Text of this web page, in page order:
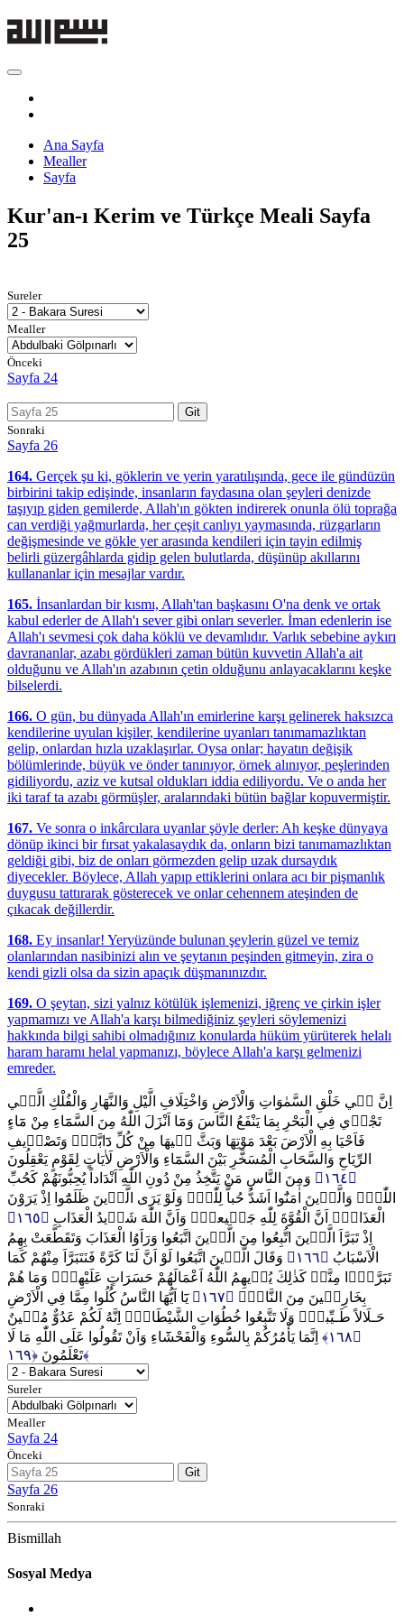
Ana Sayfa
Mealler
Sayfa
Kur'an-ı Kerim ve Türkçe Meali Sayfa
25
Sureler
Mealler
Önceki
Sayfa 24
Git
Sonraki
Sayfa 26
164. Gerçek şu ki, göklerin ve yerin yaratılışında, gece ile gündüzün
birbirini takip edişinde, insanların faydasına olan şeyleri denizde
taşıyıp giden gemilerde, Allah'ın gökten indirerek onunla ölü toprağa
can verdiği yağmurlarda, her çeşit canlıyı yaymasında, rüzgarların
değişmesinde ve gökle yer arasında kendileri için tayin edilmiş
belirli güzergâhlarda gidip gelen bulutlarda, düşünüp akıllarını
kullananlar için mesajlar vardır.
165. İnsanlardan bir kısmı, Allah'tan başkasını O'na denk ve ortak
kabul ederler de Allah'ı sever gibi onları severler. İman edenlerin ise
Allah'ı sevmesi çok daha köklü ve devamlıdır. Varlık sebebine aykırı
davrananlar, azabı gördükleri zaman bütün kuvvetin Allah'a ait
olduğunu ve Allah'ın azabının çetin olduğunu anlayacaklarını keşke
bilselerdi.
166. O gün, bu dünyada Allah'ın emirlerine karşı gelinerek haksızca
kendilerine uyulan kişiler, kendilerine uyanları tanımamazlıktan
gelip, onlardan hızla uzaklaşırlar. Oysa onlar; hayatın değişik
bölümlerinde, büyük ve önder tanınıyor, örnek alınıyor, peşlerinden
gidiliyordu, aziz ve kutsal oldukları iddia ediliyordu. Ve o anda her
iki taraf ta azabı görmüşler, aralarındaki bütün bağlar kopuvermiştir.
167. Ve sonra o inkârcılara uyanlar şöyle derler: Ah keşke dünyaya
dönüp ikinci bir fırsat yakalasaydık da, onların bizi tanımamazlıktan
geldiği gibi, biz de onları görmezden gelip uzak dursaydık
diyecekler. Böylece, Allah yapıp ettiklerini onlara acı bir pişmanlık
duygusu tattırarak gösterecek ve onlar cehennem ateşinden de
çıkacak değillerdir.
168. Ey insanlar! Yeryüzünde bulunan şeylerin güzel ve temiz
olanlarından nasibinizi alın ve şeytanın peşinden gitmeyin, zira o
kendi gizli olsa da sizin apaçık düşmanınızdır.
169. O şeytan, sizi yalnız kötülük işlemenizi, iğrenç ve çirkin işler
yapmamızı ve Allah'a karşı bilmediğiniz şeyleri söylemenizi
hakkında bilgi sahibi olmadığınız konularda hüküm yürüterek helalı
haram haramı helal yapmanızı, böylece Allah'a karşı gelmenizi
emreder.
اِنَّ ف۪ي خَلْقِ السَّمٰوَاتِ وَالْاَرْضِ وَاخْتِلَافِ الَّيْلِ وَالنَّهَارِ وَالْفُلْكِ الَّت۪ي
تَجْر۪ي فِي الْبَحْرِ بِمَا يَنْفَعُ النَّاسَ وَمَٓا اَنْزَلَ اللّٰهُ مِنَ السَّمَٓاءِ مِنْ مَٓاءٍ
فَاَحْيَا بِهِ الْاَرْضَ بَعْدَ مَوْتِهَا وَبَثَّ ف۪يهَا مِنْ كُلِّ دَٓابَّةٍۖ وَتَصْر۪يفِ
الرِّيَاحِ وَالسَّحَابِ الْمُسَخَّرِ بَيْنَ السَّمَٓاءِ وَالْاَرْضِ لَاٰيَاتٍ لِقَوْمٍ يَعْقِلُونَ
﴿١٦٤﴾
وَمِنَ النَّاسِ مَنْ يَتَّخِذُ مِنْ دُونِ اللّٰهِ اَنْدَاداً يُحِبُّونَهُمْ كَحُبِّ
اللّٰهِۜ وَالَّذ۪ينَ اٰمَنُٓوا اَشَدُّ حُباًّ لِلّٰهِۜ وَلَوْ يَرَى الَّذ۪ينَ ظَلَمُٓوا اِذْ يَرَوْنَ
الْعَذَابَۙ اَنَّ الْقُوَّةَ لِلّٰهِ جَم۪يعاًۙ وَاَنَّ اللّٰهَ شَد۪يدُ الْعَذَابِ ﴿١٦٥﴾
اِذْ تَبَرَّاَ الَّذ۪ينَ اتُّبِعُوا مِنَ الَّذ۪ينَ اتَّبَعُوا وَرَاَوُا الْعَذَابَ وَتَقَطَّعَتْ بِهِمُ
الْاَسْبَابُ ﴿١٦٦﴾
وَقَالَ الَّذ۪ينَ اتَّبَعُوا لَوْ اَنَّ لَنَا كَرَّةً فَنَتَبَرَّاَ مِنْهُمْ كَمَا
تَبَرَّؤُ۫ا مِنَّاۜ كَذٰلِكَ يُر۪يهِمُ اللّٰهُ اَعْمَالَهُمْ حَسَرَاتٍ عَلَيْهِمْۜ وَمَا هُمْ
بِخَارِج۪ينَ مِنَ النَّارِ۟ ﴿١٦٧﴾
يَٓا اَيُّهَا النَّاسُ كُلُوا مِمَّا فِي الْاَرْضِ
حَـلَالاً طَـيِّباًۘ وَلَا تَتَّبِعُوا خُطُوَاتِ الشَّيْطَانِۜ اِنَّهُ لَكُمْ عَدُوٌّ مُب۪ينٌ
﴿١٦٨﴾
اِنَّمَا يَأْمُرُكُمْ بِالسُّٓوءِ وَالْفَحْشَٓاءِ وَاَنْ تَقُولُوا عَلَى اللّٰهِ مَا لَا
تَعْلَمُونَ﴿١٦٩﴾
Sureler
Mealler
Sayfa 24
Önceki
Git
Sayfa 26
Sonraki
Bismillah
Sosyal Medya